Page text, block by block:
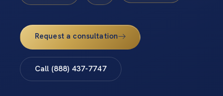
Request a consultation
Call (888) 437-7747